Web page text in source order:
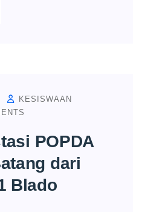
KESISWAAN
POPDA
dari
Blado